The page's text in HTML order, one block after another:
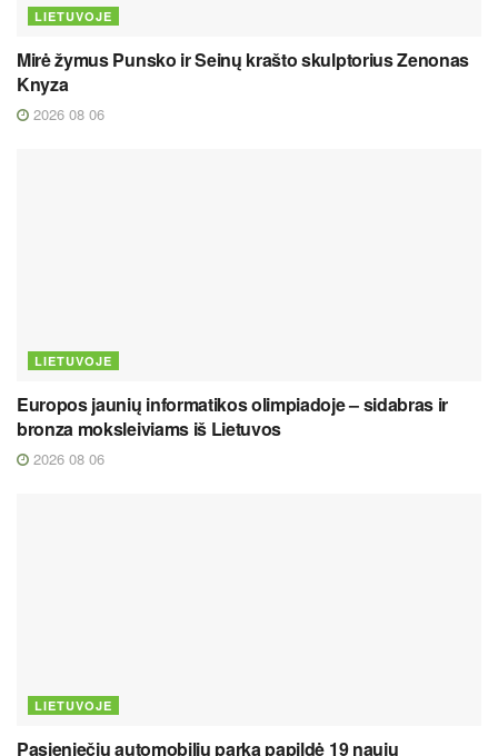
LIETUVOJE
Mirė žymus Punsko ir Seinų krašto skulptorius Zenonas
Knyza
2026 08 06
LIETUVOJE
Europos jaunių informatikos olimpiadoje – sidabras ir
bronza moksleiviams iš Lietuvos
2026 08 06
LIETUVOJE
Pasieniečių automobilių parką papildė 19 naujų